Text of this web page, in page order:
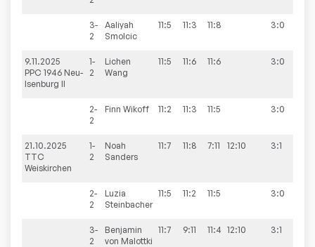
3-
2
Aaliyah
Smolcic
11:5 11:3 11:8 3:0
9.11.2025
PPC 1946 Neu-
Isenburg II
1-
2
Lichen
Wang
11:5 11:6 11:6 3:0
2-
2
Finn Wikoff 11:2 11:3 11:5 3:0
21.10.2025
TTC
Weiskirchen
1-
2
Noah
Sanders
11:7 11:8 7:11 12:10 3:1
2-
2
Luzia
Steinbacher
11:5 11:2 11:5 3:0
3-
2
Benjamin
von Malottki
11:7 9:11 11:4 12:10 3:1